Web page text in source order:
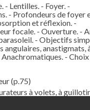
- Lentilles. - Foyer. -
- Profondeurs de foyer
et réflexion. -
focale. - Ouverture. -
- Objectifs
angulaires, anastigmats,
-
(p.75)
à volets, à